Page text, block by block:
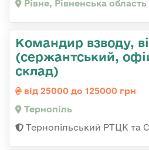
Рівне, Рівненська область
Командир взводу,
(сержантський,
склад)
від 25000 до 125000 грн
Тернопіль
Тернопільський РТЦК та